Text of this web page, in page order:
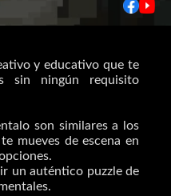
y educativo que te
sin ningún requisito
son similares a los
mueves de escena en
un auténtico puzzle de